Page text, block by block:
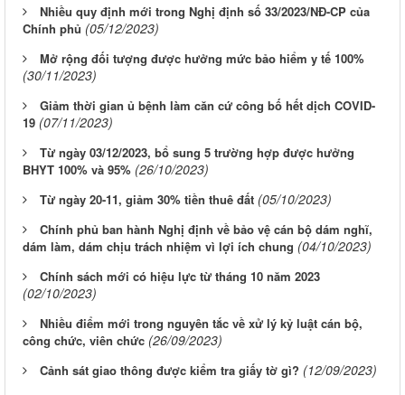
Nhiều quy định mới trong Nghị định số 33/2023/NĐ-CP của
Chính phủ (05/12/2023)
Mở rộng đối tượng được hưởng mức bảo hiểm y tế 100%
(30/11/2023)
Giảm thời gian ủ bệnh làm căn cứ công bố hết dịch COVID-
19 (07/11/2023)
Từ ngày 03/12/2023, bổ sung 5 trường hợp được hưởng
BHYT 100% và 95% (26/10/2023)
Từ ngày 20-11, giảm 30% tiền thuê đất (05/10/2023)
Chính phủ ban hành Nghị định về bảo vệ cán bộ dám nghĩ,
dám làm, dám chịu trách nhiệm vì lợi ích chung (04/10/2023)
Chính sách mới có hiệu lực từ tháng 10 năm 2023
(02/10/2023)
Nhiều điểm mới trong nguyên tắc về xử lý kỷ luật cán bộ,
công chức, viên chức (26/09/2023)
Cảnh sát giao thông được kiểm tra giấy tờ gì? (12/09/2023)
Từ ngày 03/8/2026 đến ngày 09/8/2026